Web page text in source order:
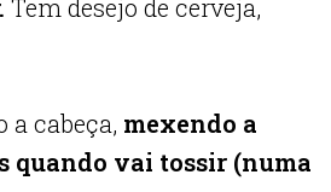
Tem desejo de cerveja,
a cabeça, mexendo a
quando vai tossir (numa